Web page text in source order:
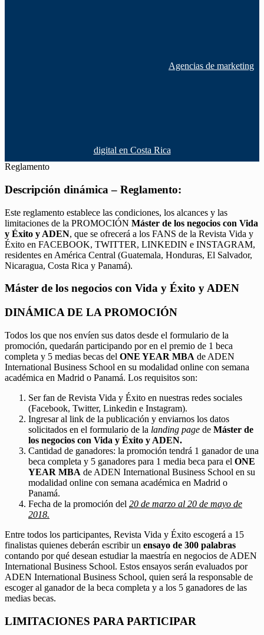
Agencias de marketing
digital en Costa Rica
Reglamento
Descripción dinámica – Reglamento:
Este reglamento establece las condiciones, los alcances y las
limitaciones de la PROMOCIÓN Máster de los negocios con Vida
y Éxito y ADEN, que se ofrecerá a los FANS de la Revista Vida y
Éxito en FACEBOOK, TWITTER, LINKEDIN e INSTAGRAM,
residentes en América Central (Guatemala, Honduras, El Salvador,
Nicaragua, Costa Rica y Panamá).
Máster de los negocios con Vida y Éxito y ADEN
DINÁMICA DE LA PROMOCIÓN
Todos los que nos envíen sus datos desde el formulario de la
promoción, quedarán participando por en el premio de 1 beca
completa y 5 medias becas del ONE YEAR MBA de ADEN
International Business School en su modalidad online con semana
académica en Madrid o Panamá. Los requisitos son:
Ser fan de Revista Vida y Éxito en nuestras redes sociales
(Facebook, Twitter, Linkedin e Instagram).
Ingresar al link de la publicación y enviarnos los datos
solicitados en el formulario de la landing page de Máster de
los negocios con Vida y Éxito y ADEN.
Cantidad de ganadores: la promoción tendrá 1 ganador de una
beca completa y 5 ganadores para 1 media beca para el ONE
YEAR MBA de ADEN International Business School en su
modalidad online con semana académica en Madrid o
Panamá.
Fecha de la promoción del 20 de marzo al 20 de mayo de
2018.
Entre todos los participantes, Revista Vida y Éxito escogerá a 15
finalistas quienes deberán escribir un ensayo de 300 palabras
contando por qué desean estudiar la maestría en negocios de ADEN
International Business School. Estos ensayos serán evaluados por
ADEN International Business School, quien será la responsable de
escoger al ganador de la beca completa y a los 5 ganadores de las
medias becas.
LIMITACIONES PARA PARTICIPAR